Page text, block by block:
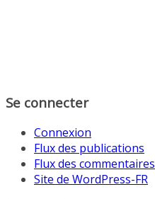
Se connecter
Connexion
Flux des publications
Flux des commentaires
Site de WordPress-FR